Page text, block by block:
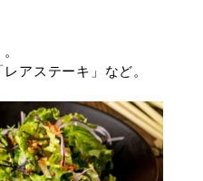
アステーキ」など。